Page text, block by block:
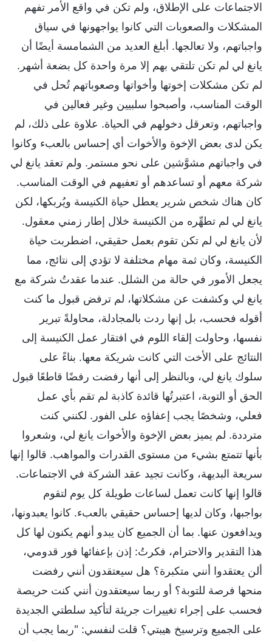
الاجتماعات على الإطلاق، ولم تكن في واقع الأمر تفهم
المشكلات والصعوبات التي كانوا يواجهونها في سياق
واجباتهم، ولا تعالجها. أبلغ العديد من الشمامسة أيضًا أن
يانغ لي لم تكن تلتقي بهم إلا مرة واحدة كل بضعة أشهر.
لم تكن مشكلات إخوتها وأخواتها وصعوباتهم تُحل في
الوقت المناسب، وأصبحوا سلبيين وغير فعالين في
واجباتهم، وتعرقل دخولهم في الحياة. علاوة على ذلك، لم
يكن لدى بعض الإخوة والأخوات أي إحساس بالعبء وكانوا
في واجباتهم مشوَّشين على نحو مستمر. ولم تعقد يانغ لي
شركة معهم أو تساعدهم أو تعفيهم في الوقت المناسب.
كان هناك شخص شرير يعطل حياة الكنيسة ويُربكها، لكن
يانغ لي لم تطهِّره من الكنيسة خلال إطار زمني معقول.
لأن يانغ لي لم تكن تقوم بعمل حقيقي، اضطربت حياة
الكنيسة، وكان ثمة مهام مختلفة لا تؤدي إلى نتائج، مما
يجعل الأمور في حالة من الشلل. عندما عقدتُ شركة مع
يانغ لي وكشفت عن مشكلاتها، لم ترفض قبول ما كنت
أقوله فحسب، بل إنها ردت بالمجادلة، محاولةً تبرير
نفسها، وحاولت إلقاء اللوم في افتقار عمل الكنيسة إلى
النتائج على الأخت التي كانت شريكة معها. بناءً على
سلوك يانغ لي، وبالنظر إلى أنها رفضت رفضًا قاطعًا قبول
الحق أو التوبة، اعتبرتُها قائدة كاذبة لم تقم بأي عمل
فعلي، وشخصًا يجب إعفاؤه على الفور. لكنني كنت
مترددة. لم يميز بعض الإخوة والأخوات يانغ لي، وشعروا
بأنها تتمتع بشيء من مستوى القدرات والمواهب. قالوا إنها
سريعة البديهة، وكانت تجيد عقد الشركة في الاجتماعات.
قالوا إنها كانت تعمل لساعات طويلة كل يوم لتقوم
بواجبها، وكان لديها إحساس حقيقي بالعبء. كانوا يعبدونها،
ويدافعون عنها. بما أن الجميع كان يبدو أنهم يكنون لها كل
هذا التقدير والاحترام، فكرتُ: إذن بإعفائها فور قدومي،
ألن يعتقدوا أنني متكبرة؟ هل سيعتقدون أنني رفضت
منحها فرصة للتوبة؟ أو ربما سيعتقدون أنني كنت حريصة
فحسب على إجراء تغييرات جريئة لتأكيد سلطتي الجديدة
على الجميع وترسيخ هيبتي؟ قلت لنفسي: "ربما يجب أن